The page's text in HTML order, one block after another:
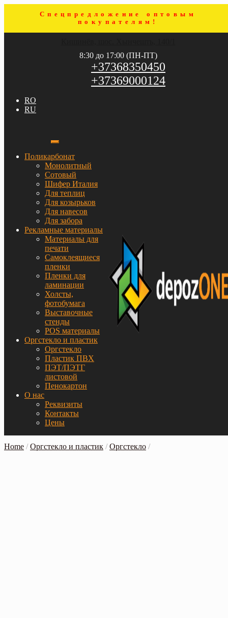
Спецпредложение оптовым
покупателям!
8:30 до 17:00 (ПН-ПТ)
+37368350450
+37369000124
RO
RU
Поликарбонат
Монолитный
Сотовый
Шифер Италия
Для теплиц
Для козырьков
Для навесов
Для забора
Рекламные материалы
Материалы для
печати
Самоклеящиеся
пленки
Пленки для
ламинации
Холсты,
фотобумага
Выставочные
стенды
POS материалы
Оргстекло и пластик
Оргстекло
Пластик ПВХ
ПЭТ/ПЭТГ
листовой
Пенокартон
О нас
Реквизиты
Контакты
Цены
Home /Оргстекло и пластик /Оргстекло /